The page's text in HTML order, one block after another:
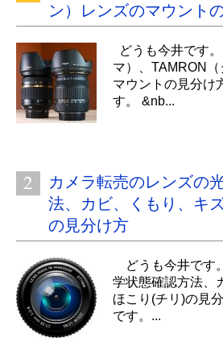
ン）レンズのマウント
どうも今井です
マ）、TAMRON
マウントの見分け
す。 &nb...
カメラ転売のレンズの
法、カビ、くもり、キ
の見分け方
どうも今井です
学状態確認方法、
ほこり(チリ)の見
です。...